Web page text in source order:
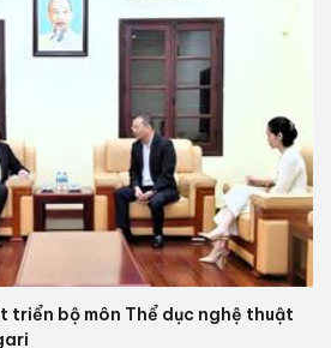
triển bộ môn Thể dục nghệ thuật